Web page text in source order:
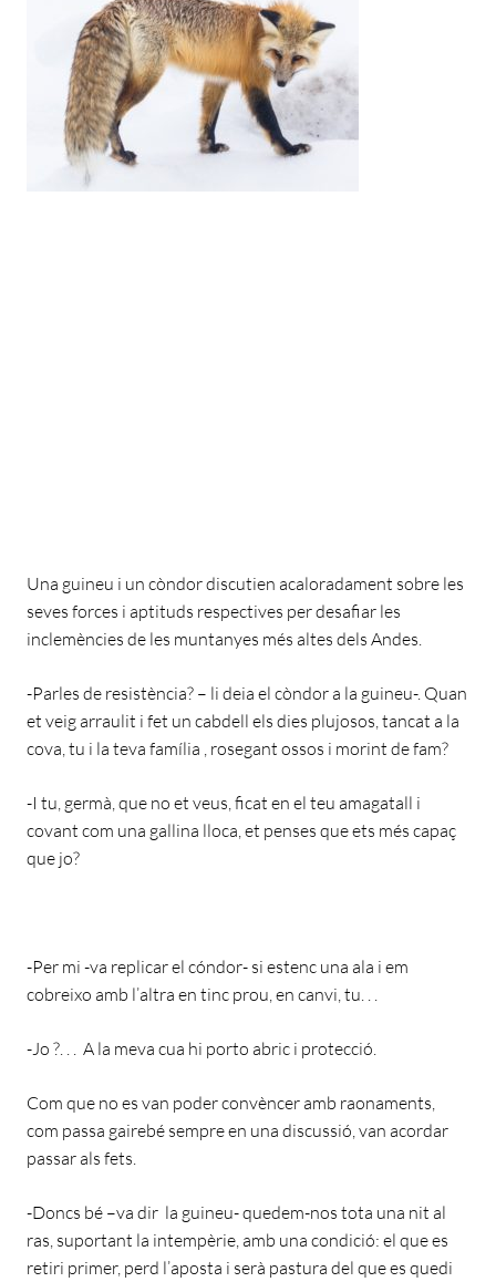
Una guineu i un còndor discutien acaloradament sobre les
seves forces i aptituds respectives per desafiar les
inclemències de les muntanyes més altes dels Andes.
-Parles de resistència? – li deia el còndor a la guineu-. Quan
et veig arraulit i fet un cabdell els dies plujosos, tancat a la
cova, tu i la teva família , rosegant ossos i morint de fam?
-I tu, germà, que no et veus, ficat en el teu amagatall i
covant com una gallina lloca, et penses que ets més capaç
que jo?
-Per mi -va replicar el cóndor- si estenc una ala i em
cobreixo amb l’altra en tinc prou, en canvi, tu. . .
-Jo ?. . . A la meva cua hi porto abric i protecció.
Com que no es van poder convèncer amb raonaments,
com passa gairebé sempre en una discussió, van acordar
passar als fets.
-Doncs bé –va dir la guineu- quedem-nos tota una nit al
ras, suportant la intempèrie, amb una condició: el que es
retiri primer, perd l’aposta i serà pastura del que es quedi